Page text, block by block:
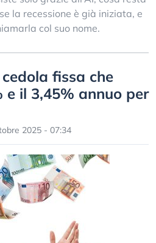
la recessione è già iniziata, e
col suo nome.
fissa che
e il 3,45% annuo per
2025 - 07:34